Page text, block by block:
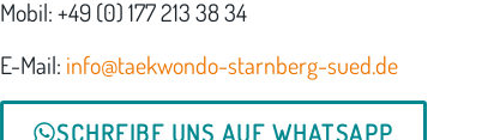
Mobil: +49 (0) 177 213 38 34
E-Mail: info@taekwondo-starnberg-sued.de
SCHREIBE UNS AUF WHATSAPP